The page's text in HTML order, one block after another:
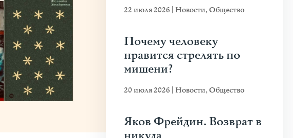
22 июля 2026 Новости,Общество
Почему человеку
нравится стрелять по
мишени?
20 июля 2026 Новости,Общество
Яков Фрейдин. Возврат в